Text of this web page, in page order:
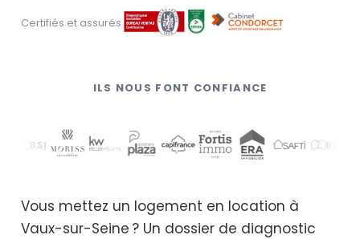
Certifiés et assurés
ILS NOUS FONT CONFIANCE
Vous mettez un logement en location à
Vaux-sur-Seine ? Un dossier de diagnostic